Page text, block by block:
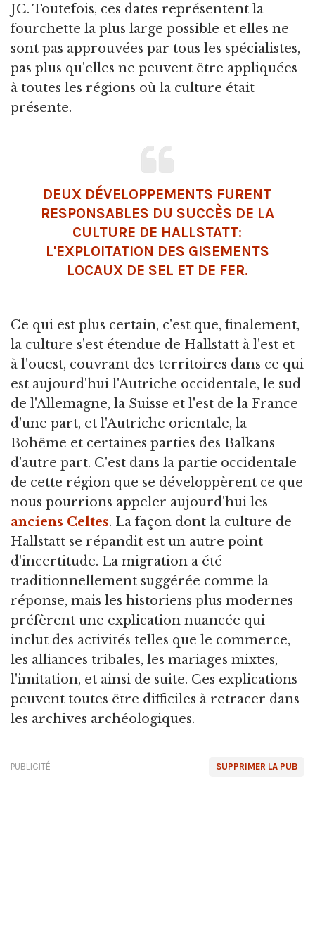
JC. Toutefois, ces dates représentent la
fourchette la plus large possible et elles ne
sont pas approuvées par tous les spécialistes,
pas plus qu'elles ne peuvent être appliquées
à toutes les régions où la culture était
présente.
DEUX DÉVELOPPEMENTS FURENT
RESPONSABLES DU SUCCÈS DE LA
CULTURE DE HALLSTATT:
L'EXPLOITATION DES GISEMENTS
LOCAUX DE SEL ET DE FER.
Ce qui est plus certain, c'est que, finalement,
la culture s'est étendue de Hallstatt à l'est et
à l'ouest, couvrant des territoires dans ce qui
est aujourd'hui l'Autriche occidentale, le sud
de l'Allemagne, la Suisse et l'est de la France
d'une part, et l'Autriche orientale, la
Bohême et certaines parties des Balkans
d'autre part. C'est dans la partie occidentale
de cette région que se développèrent ce que
nous pourrions appeler aujourd'hui les
anciens Celtes. La façon dont la culture de
Hallstatt se répandit est un autre point
d'incertitude. La migration a été
traditionnellement suggérée comme la
réponse, mais les historiens plus modernes
préfèrent une explication nuancée qui
inclut des activités telles que le commerce,
les alliances tribales, les mariages mixtes,
l'imitation, et ainsi de suite. Ces explications
peuvent toutes être difficiles à retracer dans
les archives archéologiques.
SUPPRIMER LA PUB
PUBLICITÉ